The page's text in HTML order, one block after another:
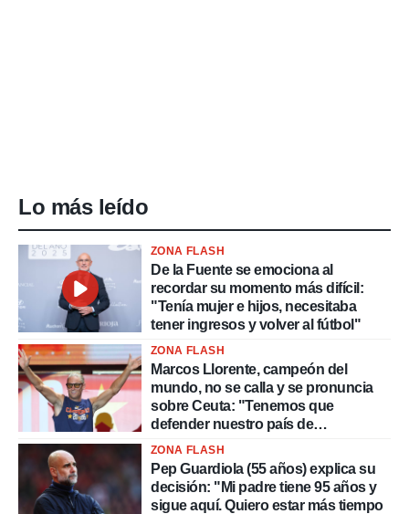
Lo más leído
ZONA FLASH
De la Fuente se emociona al
recordar su momento más difícil:
"Tenía mujer e hijos, necesitaba
tener ingresos y volver al fútbol"
ZONA FLASH
Marcos Llorente, campeón del
mundo, no se calla y se pronuncia
sobre Ceuta: "Tenemos que
defender nuestro país de
delincuentes"
ZONA FLASH
Pep Guardiola (55 años) explica su
decisión: "Mi padre tiene 95 años y
sigue aquí. Quiero estar más tiempo